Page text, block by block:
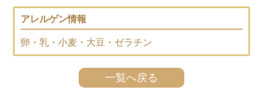
アレルゲン情報
卵・乳・小麦・大豆・ゼラチン
一覧へ戻る